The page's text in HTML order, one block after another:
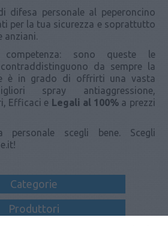
difesa personale al peperoncino
per la tua sicurezza e soprattutto
anziani.
competenza: sono queste le
da sempre la
è in grado di offrirti una vasta
spray antiaggressione,
Efficaci e Legali al 100% a prezzi
scegli bene. Scegli
Categorie
Produttori